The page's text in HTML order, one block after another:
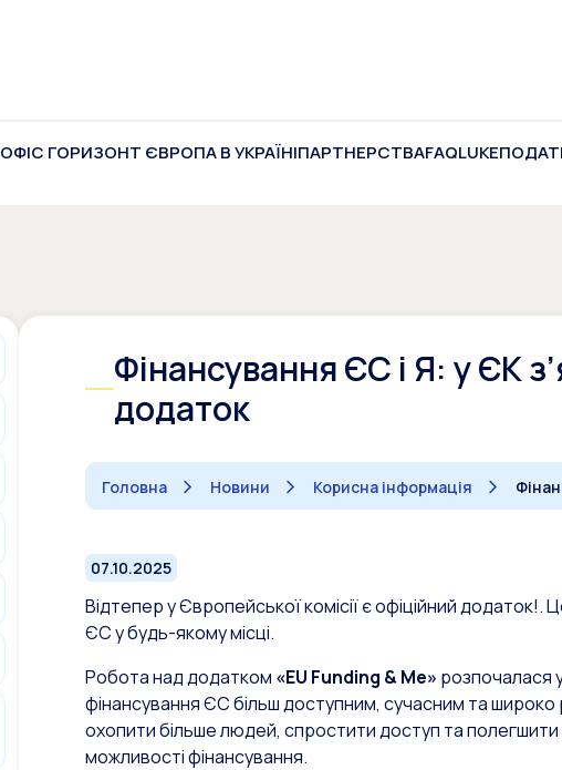
ОФІС ГОРИЗОНТ ЄВРОПА В УКРАЇНІПАРТНЕРСТВАFAQLUKE
Фінансування ЄС і Я: у ЄК
додаток
Головна Новини Корисна інформація
07.10.2025
Відтепер у Європейської комісії є офіційний
ЄС у будь-якому місці.
Робота над додатком «EU Funding & Me» розпочалася
фінансування ЄС більш доступним, сучасним та
охопити більше людей, спростити доступ та
можливості фінансування.